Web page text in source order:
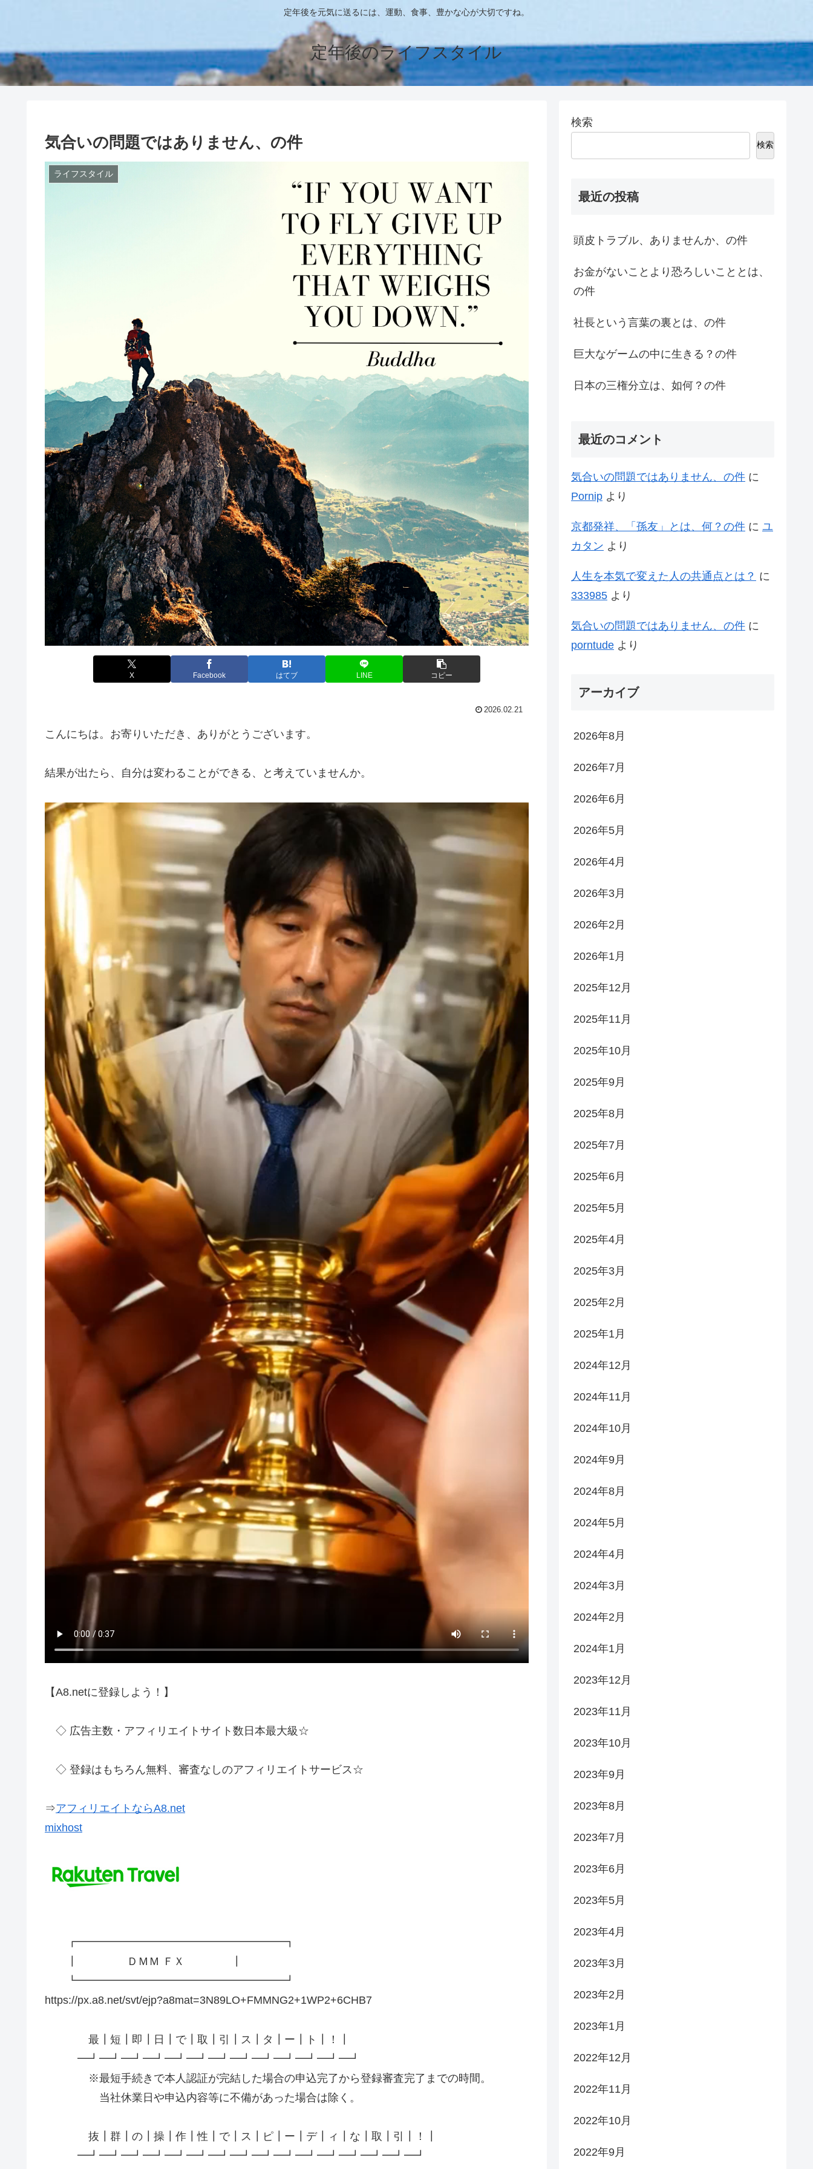
定年後を元気に送るには、運動、食事、豊かな心が大切ですね。
定年後のライフスタイル
気合いの問題ではありません、の件
ライフスタイル
X Facebook はてブ LINE コピー
2026.02.21
こんにちは。お寄りいただき、ありがとうございます。
結果が出たら、自分は変わることができる、と考えていませんか。
【A8.netに登録しよう！】
◇ 広告主数・アフィリエイトサイト数日本最大級☆
◇ 登録はもちろん無料、審査なしのアフィリエイトサービス☆
⇒アフィリエイトならA8.net
mixhost
┏━━━━━━━━━━━━━━━━━━━┓
┃ ＤＭＭ ＦＸ ┃
┗━━━━━━━━━━━━━━━━━━━┛
https://px.a8.net/svt/ejp?a8mat=3N89LO+FMMNG2+1WP2+6CHB7
最┃短┃即┃日┃で┃取┃引┃ス┃タ┃ー┃ト┃！┃
━┛━┛━┛━┛━┛━┛━┛━┛━┛━┛━┛━┛━┛
※最短手続きで本人認証が完結した場合の申込完了から登録審査完了までの時間。
当社休業日や申込内容等に不備があった場合は除く。
抜┃群┃の┃操┃作┃性┃で┃ス┃ピ┃ー┃デ┃ィ┃な┃取┃引┃！┃
━┛━┛━┛━┛━┛━┛━┛━┛━┛━┛━┛━┛━┛━┛━┛━┛
検索
検索
最近の投稿
頭皮トラブル、ありませんか、の件
お金がないことより恐ろしいこととは、
の件
社長という言葉の裏とは、の件
巨大なゲームの中に生きる？の件
日本の三権分立は、如何？の件
最近のコメント
気合いの問題ではありません、の件 に
Pornip より
京都発祥、「孫友」とは、何？の件 に ユ
カタン より
人生を本気で変えた人の共通点とは？ に
333985 より
気合いの問題ではありません、の件 に
porntude より
アーカイブ
2026年8月
2026年7月
2026年6月
2026年5月
2026年4月
2026年3月
2026年2月
2026年1月
2025年12月
2025年11月
2025年10月
2025年9月
2025年8月
2025年7月
2025年6月
2025年5月
2025年4月
2025年3月
2025年2月
2025年1月
2024年12月
2024年11月
2024年10月
2024年9月
2024年8月
2024年5月
2024年4月
2024年3月
2024年2月
2024年1月
2023年12月
2023年11月
2023年10月
2023年9月
2023年8月
2023年7月
2023年6月
2023年5月
2023年4月
2023年3月
2023年2月
2023年1月
2022年12月
2022年11月
2022年10月
2022年9月